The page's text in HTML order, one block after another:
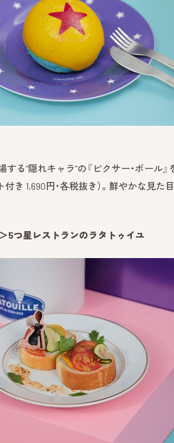
る“隠れキャラ”の『ピクサー・ボール
付き 1,690円・各税抜き）。鮮やかな見
5つ星レストランのラタトゥイユ